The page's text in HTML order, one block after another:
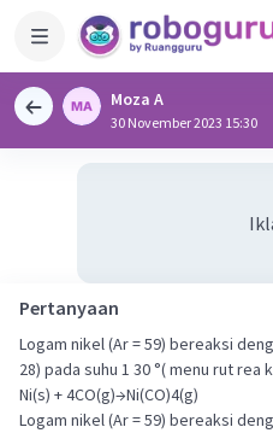
Moza A
30 November 2023 15:30
Pertanyaan
Logam nikel (Ar = 59) bereaksi
28) pada suhu 1 30 °( menu rut rea
Ni(s) + 4CO(g)→Ni(CO)4(g)
Logam nikel (Ar = 59) bereaksi